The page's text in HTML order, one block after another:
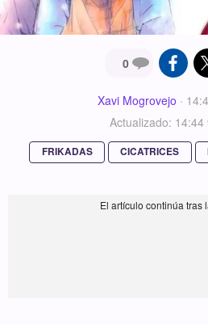
0
Xavi Mogrovejo ·
Actualizado: 14:44
FRIKADAS CICATRICES